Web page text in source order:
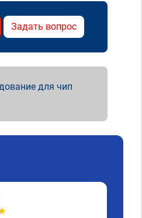
Задать вопрос
для чип